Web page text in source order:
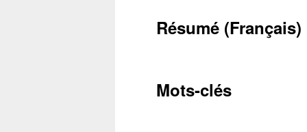
Résumé (Français)
Mots-clés